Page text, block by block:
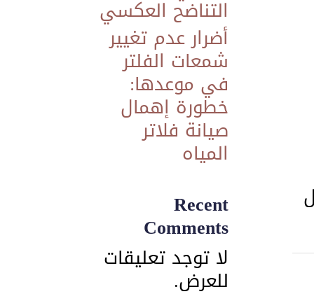
التناضح العكسي
​أضرار عدم تغيير
شمعات الفلتر
في موعدها:
خطورة إهمال
صيانة فلاتر
المياه
Recent
Comments
لا توجد تعليقات
للعرض.